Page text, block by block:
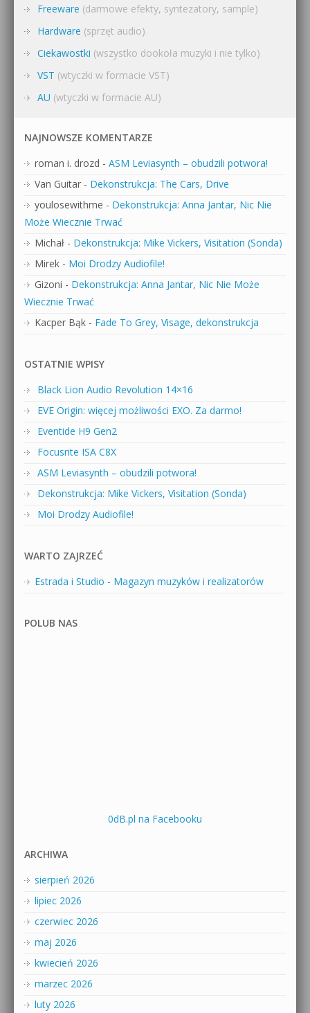
Freeware (darmowe efekty, syntezatory, sample)
Hardware (sprzęt audio)
Ciekawostki (wszystko dookoła muzyki i nie tylko)
VST (wtyczki w formacie VST)
AU (wtyczki w formacie AU)
NAJNOWSZE KOMENTARZE
roman i. drozd - ASM Leviasynth – obudzili potwora!
Van Guitar - Dekonstrukcja: The Cars, Drive
youlosewithme - Dekonstrukcja: Anna Jantar, Nic Nie
Może Wiecznie Trwać
Michał - Dekonstrukcja: Mike Vickers, Visitation (Sonda)
Mirek - Moi Drodzy Audiofile!
Gizoni - Dekonstrukcja: Anna Jantar, Nic Nie Może
Wiecznie Trwać
Kacper Bąk - Fade To Grey, Visage, dekonstrukcja
OSTATNIE WPISY
Black Lion Audio Revolution 14×16
EVE Origin: więcej możliwości EXO. Za darmo!
Eventide H9 Gen2
Focusrite ISA C8X
ASM Leviasynth – obudzili potwora!
Dekonstrukcja: Mike Vickers, Visitation (Sonda)
Moi Drodzy Audiofile!
WARTO ZAJRZEĆ
Estrada i Studio - Magazyn muzyków i realizatorów
POLUB NAS
0dB.pl na Facebooku
ARCHIWA
sierpień 2026
lipiec 2026
czerwiec 2026
maj 2026
kwiecień 2026
marzec 2026
luty 2026